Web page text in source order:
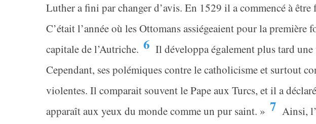
Luther a fini par changer d’avis. En 1529 il a commencé à être
C’était l’année où les Ottomans assiégeaient pour la
capitale de l’Autriche. 6 Il développa également plus tard
Cependant, ses polémiques contre le catholicisme et surtout
violentes. Il comparait souvent le Pape aux Turcs, et il a
apparaît aux yeux du monde comme un pur saint. » 7 Ainsi,